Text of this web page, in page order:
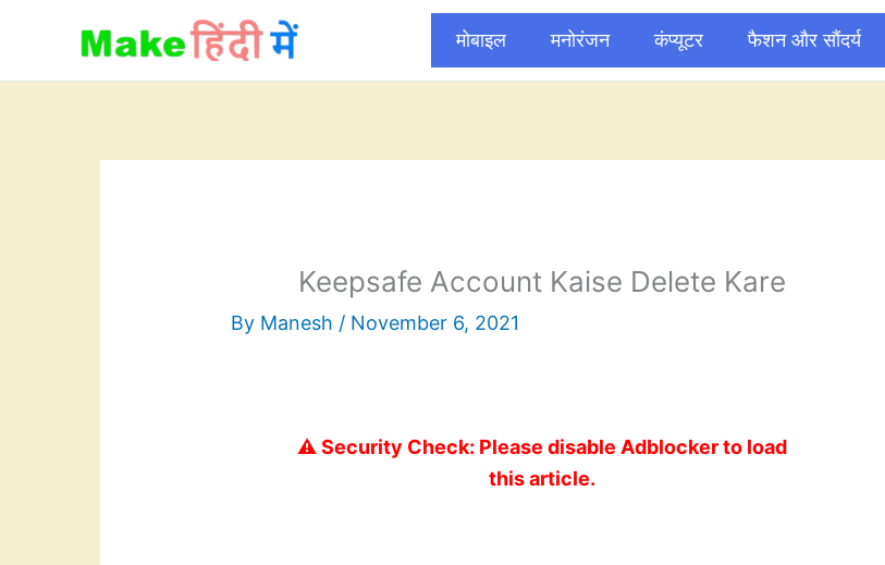
content
मोबाइल मनोरंजन कंप्यूटर फैशन और सौंदर्य
Keepsafe Account Kaise Delete Kare
By Manesh / November 6, 2021
⚠️ Security Check: Please disable Adblocker to load
this article.